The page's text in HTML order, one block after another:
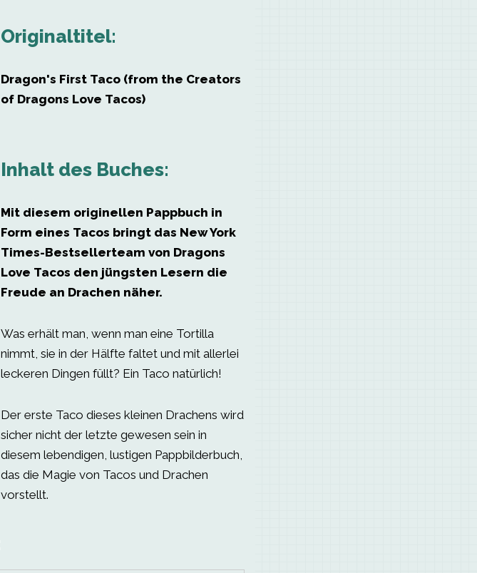
Originaltitel:
Dragon's First Taco (from the Creators
of Dragons Love Tacos)
Inhalt des Buches:
Mit diesem originellen Pappbuch in
Form eines Tacos bringt das New York
Times-Bestsellerteam von Dragons
Love Tacos den jüngsten Lesern die
Freude an Drachen näher.
Was erhält man, wenn man eine Tortilla
nimmt, sie in der Hälfte faltet und mit allerlei
leckeren Dingen füllt? Ein Taco natürlich!
Der erste Taco dieses kleinen Drachens wird
sicher nicht der letzte gewesen sein in
diesem lebendigen, lustigen Pappbilderbuch,
das die Magie von Tacos und Drachen
vorstellt.